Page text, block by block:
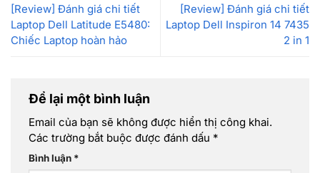
[Review] Đánh giá chi tiết
Laptop Dell Latitude E5480:
Chiếc Laptop hoàn hảo
[Review] Đánh giá chi tiết
Laptop Dell Inspiron 14 7435
2 in 1
Để lại một bình luận
Email của bạn sẽ không được hiển thị công khai.
Các trường bắt buộc được đánh dấu *
Bình luận *